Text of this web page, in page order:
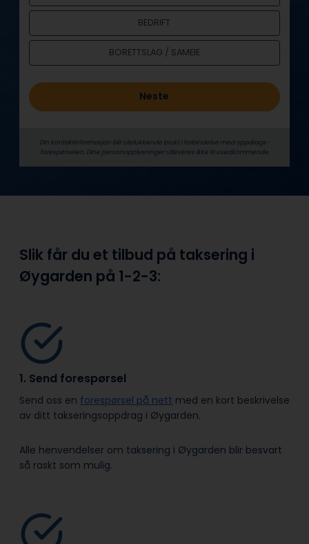
BEDRIFT
BORETTSLAG / SAMEIE
Neste
Din kontaktinformasjon blir utelukkende brukt i forbindelse med oppdrags­
forespørselen. Dine person­­opplysninger utleveres ikke til uvedkommende.
Slik får du et tilbud på taksering i
Øygarden på 1-2-3:
1. Send forespørsel
Send oss en forespørsel på nett med en kort beskrivelse
av ditt takseringsoppdrag i Øygarden.
Alle henvendelser om taksering i Øygarden blir besvart
så raskt som mulig.